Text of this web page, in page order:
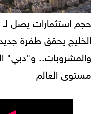
الخليج يحقق طفرة
والمشروبات.. و"دبي"
مستوى العالم